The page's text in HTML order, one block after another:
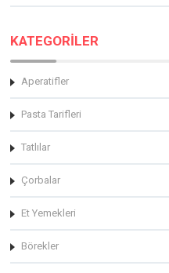
KATEGORİLER
Aperatifler
Pasta Tarifleri
Tatlılar
Çorbalar
Et Yemekleri
Börekler